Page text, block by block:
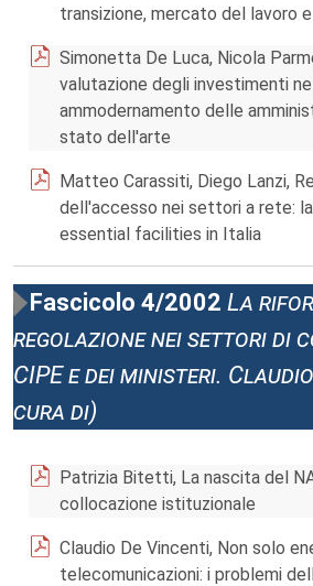
transizione, mercato del lavoro
Simonetta De Luca, Nicola
valutazione degli investimenti
ammodernamento delle
stato dell'arte
Matteo Carassiti, Diego Lanzi,
dell'accesso nei settori a rete:
essential facilities in Italia
Fascicolo 4/2002 La
regolazione nei settori di
CIPE e dei ministeri.
cura di)
Patrizia Bitetti, La nascita del
collocazione istituzionale
Claudio De Vincenti, Non solo
telecomunicazioni: i problemi